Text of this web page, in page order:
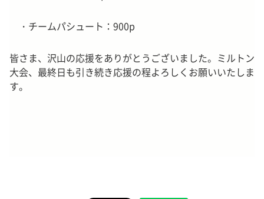
・チームパシュート：900p
皆さま、沢山の応援をありがとうございました。ミルトン
大会、最終日も引き続き応援の程よろしくお願いいたしま
す。